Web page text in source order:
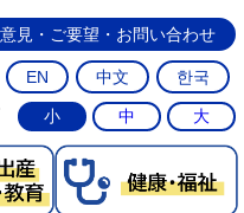
見・ご要望・お問い合わせ
EN 中文
한국
小 中 大